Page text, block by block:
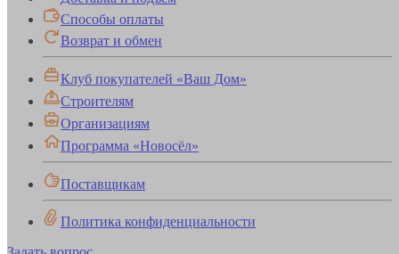
Способы оплаты
Возврат и обмен
Клуб покупателей «Ваш Дом»
Строителям
Организациям
Программа «Новосёл»
Поставщикам
Политика конфиденциальности